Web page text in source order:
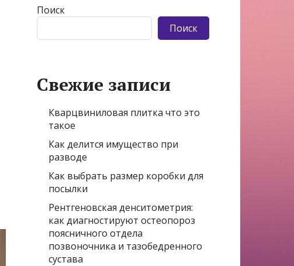
Поиск
Поиск
Свежие записи
Кварцвиниловая плитка что это
такое
Как делится имущество при
разводе
Как выбрать размер коробки для
посылки
Рентгеновская денситометрия:
как диагностируют остеопороз
поясничного отдела
позвоночника и тазобедренного
сустава